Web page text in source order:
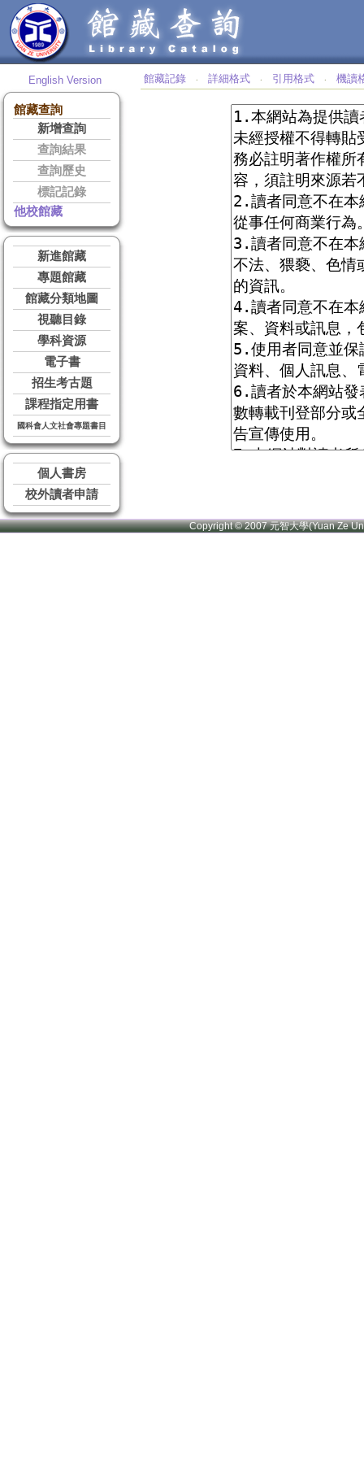
English Version
館藏查詢
新增查詢
查詢結果
查詢歷史
標記記錄
他校館藏
新進館藏
專題館藏
館藏分類地圖
視聽目錄
學科資源
電子書
招生考古題
課程指定用書
國科會人文社會專題書目
個人書房
校外讀者申請
館藏記錄 ‧ 詳細格式 ‧ 引用格式 ‧ 機讀
Copyright © 2007 元智大學(Yuan Ze